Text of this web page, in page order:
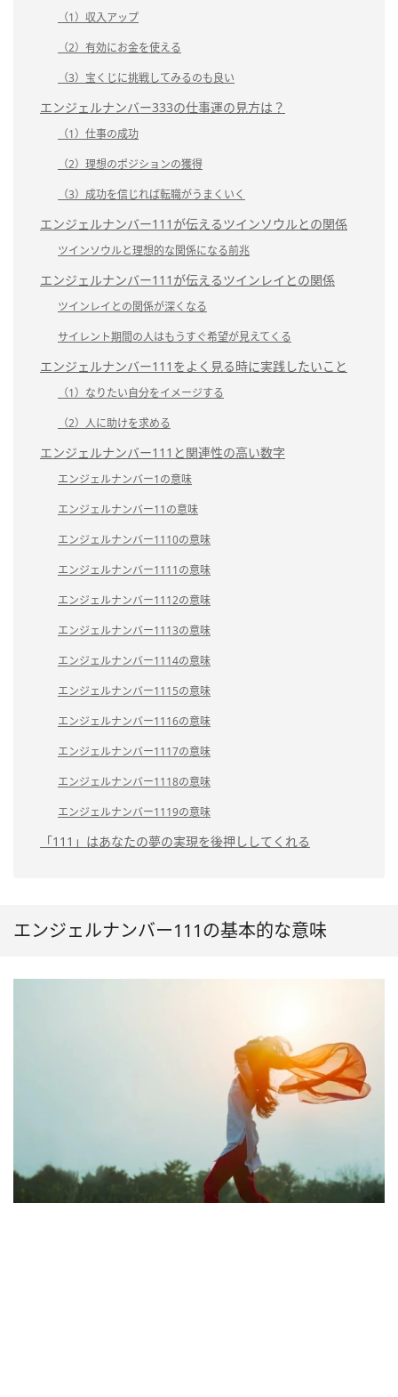
（1）収入アップ
（2）有効にお金を使える
（3）宝くじに挑戦してみるのも良い
エンジェルナンバー333の仕事運の見方は？
（1）仕事の成功
（2）理想のポジションの獲得
（3）成功を信じれば転職がうまくいく
エンジェルナンバー111が伝えるツインソウルとの関係
ツインソウルと理想的な関係になる前兆
エンジェルナンバー111が伝えるツインレイとの関係
ツインレイとの関係が深くなる
サイレント期間の人はもうすぐ希望が見えてくる
エンジェルナンバー111をよく見る時に実践したいこと
（1）なりたい自分をイメージする
（2）人に助けを求める
エンジェルナンバー111と関連性の高い数字
エンジェルナンバー1の意味
エンジェルナンバー11の意味
エンジェルナンバー1110の意味
エンジェルナンバー1111の意味
エンジェルナンバー1112の意味
エンジェルナンバー1113の意味
エンジェルナンバー1114の意味
エンジェルナンバー1115の意味
エンジェルナンバー1116の意味
エンジェルナンバー1117の意味
エンジェルナンバー1118の意味
エンジェルナンバー1119の意味
「111」はあなたの夢の実現を後押ししてくれる
エンジェルナンバー111の基本的な意味